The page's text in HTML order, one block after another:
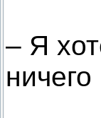
– Я